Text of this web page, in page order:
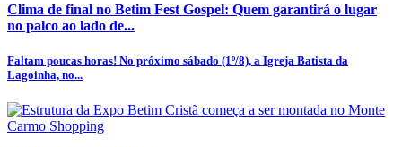
Clima de final no Betim Fest Gospel: Quem garantirá o lugar
no palco ao lado de...
Faltam poucas horas! No próximo sábado (1º/8), a Igreja Batista da
Lagoinha, no...